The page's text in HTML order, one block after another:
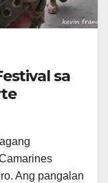
sa
Ang pangalan